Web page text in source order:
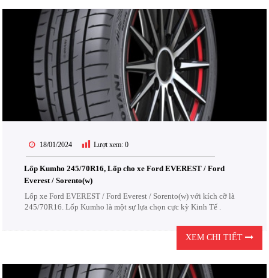
18/01/2024 Lượt xem: 0
Lốp Kumho 245/70R16, Lốp cho xe Ford EVEREST / Ford
Everest / Sorento(w)
Lốp xe Ford EVEREST / Ford Everest / Sorento(w) với kích cỡ là
245/70R16. Lốp Kumho là một sự lựa chọn cực kỳ Kinh Tế .
XEM CHI TIẾT